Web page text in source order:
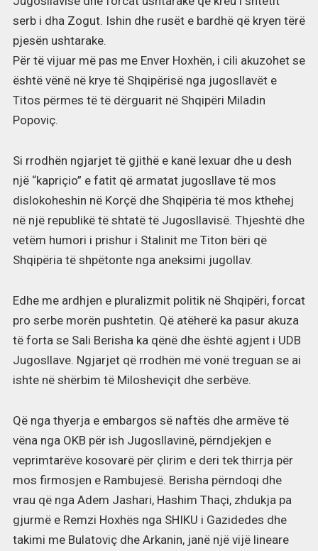
serb i dha Zogut. Ishin dhe rusët e bardhë që kryen tërë
pjesën ushtarake.
Për të vijuar më pas me Enver Hoxhën, i cili akuzohet se
është vënë në krye të Shqipërisë nga jugosllavët e
Titos përmes të të dërguarit në Shqipëri Miladin
Popoviç.
Si rrodhën ngjarjet të gjithë e kanë lexuar dhe u desh
një “kapriçio” e fatit që armatat jugosllave të mos
dislokoheshin në Korçë dhe Shqipëria të mos kthehej
në një republikë të shtatë të Jugosllavisë. Thjeshtë dhe
vetëm humori i prishur i Stalinit me Titon bëri që
Shqipëria të shpëtonte nga aneksimi jugollav.
Edhe me ardhjen e pluralizmit politik në Shqipëri, forcat
pro serbe morën pushtetin. Që atëherë ka pasur akuza
të forta se Sali Berisha ka qënë dhe është agjent i UDB
Jugosllave. Ngjarjet që rrodhën më vonë treguan se ai
ishte në shërbim të Milosheviçit dhe serbëve.
Që nga thyerja e embargos së naftës dhe armëve të
vëna nga OKB për ish Jugosllavinë, përndjekjen e
veprimtarëve kosovarë për çlirim e deri tek thirrja për
mos firmosjen e Rambujesë. Berisha përndoqi dhe
vrau që nga Adem Jashari, Hashim Thaçi, zhdukja pa
gjurmë e Remzi Hoxhës nga SHIKU i Gazidedes dhe
takimi me Bulatoviç dhe Arkanin, janë një vijë lineare